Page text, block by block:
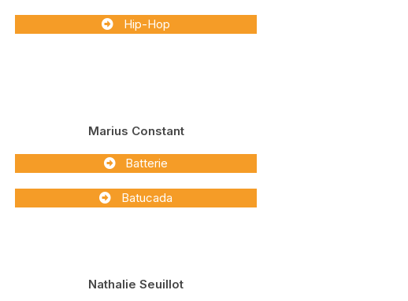
Hip-Hop
Marius Constant
Batterie
Batucada
Nathalie Seuillot